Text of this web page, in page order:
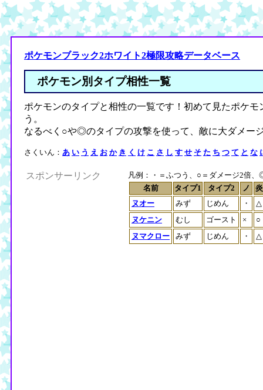
ポケモンブラック2ホワイト2極限攻略データベース
ポケモン別タイプ相性一覧
ポケモンのタイプと相性の一覧です！初めて見たポケ
う。
なるべく○や◎のタイプの攻撃を使って、敵に大ダメー
さくいん： あ い う え お か き く け こ さ し す せ そ た ち つ て と な
スポンサーリンク
凡例：・＝ふつう、○＝ダメージ2倍
名前
タイプ1 タイプ2 ノ
炎
ヌオー
みず じめん ・
△
ヌケニン
むし ゴースト ×
○
ヌマクロー
みず じめん ・ △